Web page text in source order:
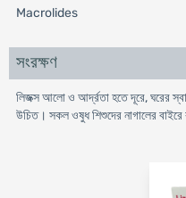
Macrolides
সংরক্ষণ
লিজক্স আলো ও আর্দ্রতা হতে দূরে, ঘরের
উচিত। সকল ওষুধ শিশুদের নাগালের বাইরে